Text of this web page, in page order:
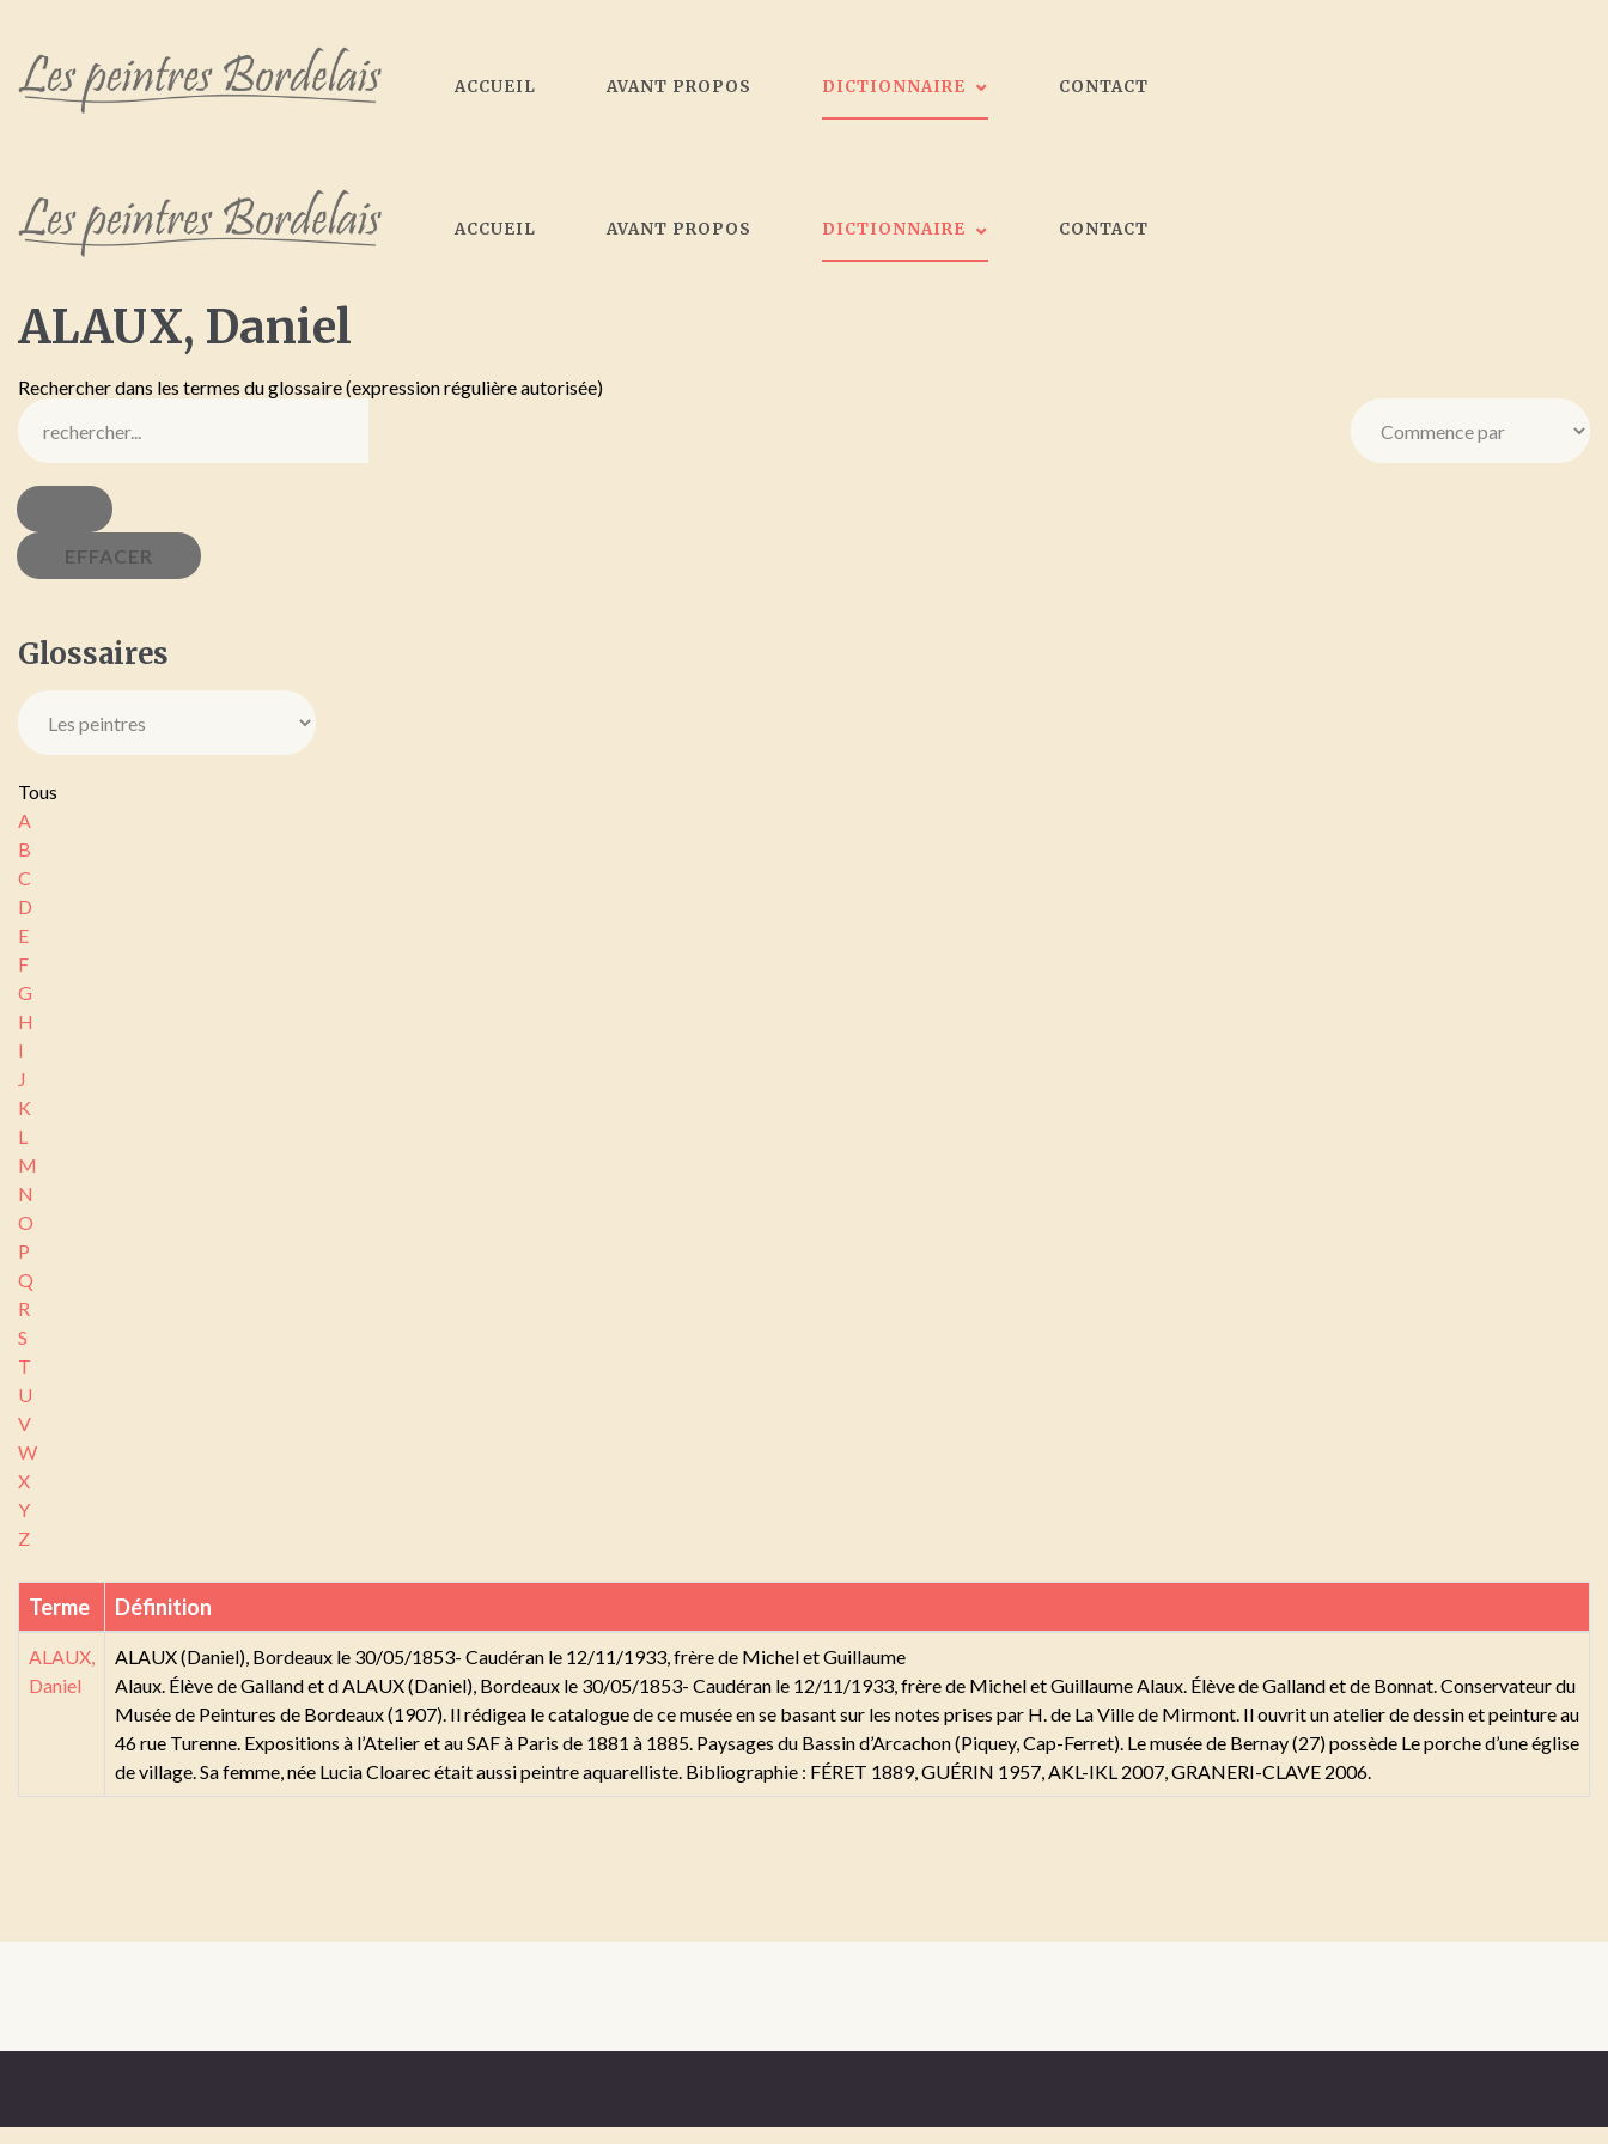
ACCUEIL AVANT PROPOS DICTIONNAIRE
Galeristes
CONTACT
ACCUEIL AVANT PROPOS DICTIONNAIRE CONTACT
ALAUX, Daniel
Rechercher dans les termes du glossaire (expression régulière autorisée)
Glossaires
Tous
A
B
C
D
E
F
G
H
I
J
K
L
M
N
O
P
Q
R
S
T
U
V
W
X
Y
Z
Terme Définition
ALAUX,
Daniel
ALAUX (Daniel), Bordeaux le 30/05/1853- Caudéran le 12/11/1933, frère de Michel et Guillaume
Alaux. Élève de Galland et d ALAUX (Daniel), Bordeaux le 30/05/1853- Caudéran le 12/11/1933, frère de Michel et Guillaume Alaux. Élève de Galland et de Bonnat. Conservateur du
Musée de Peintures de Bordeaux (1907). Il rédigea le catalogue de ce musée en se basant sur les notes prises par H. de La Ville de Mirmont. Il ouvrit un atelier de dessin et peinture au
46 rue Turenne. Expositions à l’Atelier et au SAF à Paris de 1881 à 1885. Paysages du Bassin d’Arcachon (Piquey, Cap-Ferret). Le musée de Bernay (27) possède Le porche d’une église
de village. Sa femme, née Lucia Cloarec était aussi peintre aquarelliste. Bibliographie : FÉRET 1889, GUÉRIN 1957, AKL-IKL 2007, GRANERI-CLAVE 2006.